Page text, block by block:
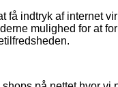
få indtryk af internet
mulighed for at